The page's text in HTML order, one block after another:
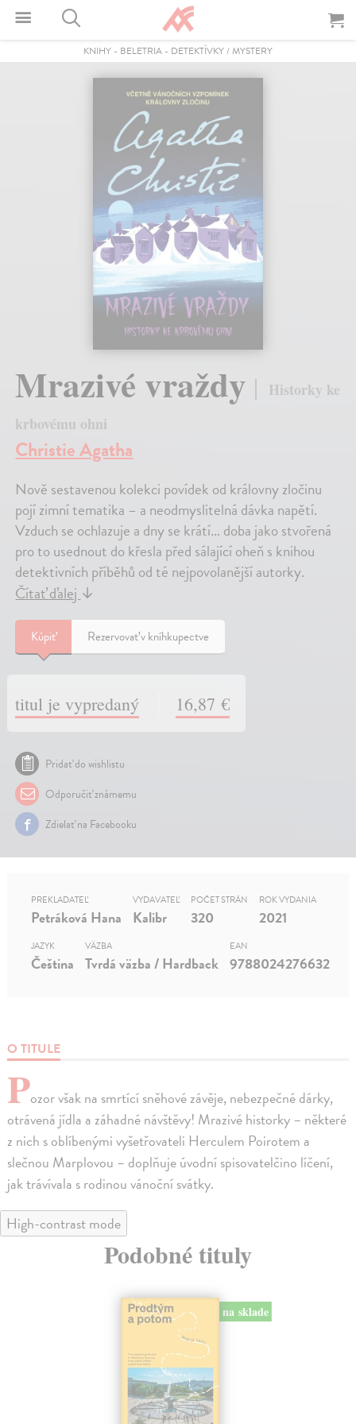
KNIHY - BELETRIA - DETEKTÍVKY / MYSTERY
Mrazivé vraždy
Historky ke
krbovému ohni
Christie Agatha
Nově sestavenou kolekci povídek od královny zločinu
pojí zimní tematika – a neodmyslitelná dávka napětí.
Vzduch se ochlazuje a dny se krátí... doba jako stvořená
pro to usednout do křesla před sálající oheň s knihou
detektivních příběhů od té nejpovolanější autorky.
Čítať ďalej↓
Kúpiť Rezervovať v kníhkupectve
titul je vypredaný 16,87 €
Pridať do wishlistu
Odporučiť známemu
Zdielať na Facebooku
O TITULE
Pozor však na smrtící sněhové závěje, nebezpečné dárky,
otrávená jídla a záhadné návštěvy! Mrazivé historky – některé
z nich s oblíbenými vyšetřovateli Herculem Poirotem a
slečnou Marplovou – doplňuje úvodní spisovatelčino líčení,
jak trávívala s rodinou vánoční svátky.
PREKLADATEĽ
Petráková Hana
VYDAVATEĽ
Kalibr
POČET STRÁN
320
ROK VYDANIA
2021
JAZYK
Čeština
VÄZBA
Tvrdá väzba / Hardback
EAN
9788024276632
High-contrast mode
Podobné tituly